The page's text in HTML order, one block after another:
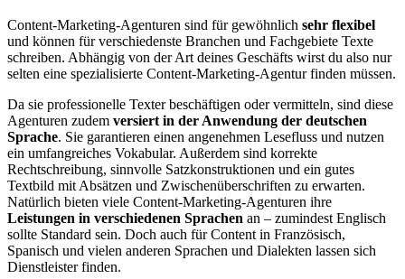
Content-Marketing-Agenturen sind für gewöhnlich sehr flexibel
und können für verschiedenste Branchen und Fachgebiete Texte
schreiben. Abhängig von der Art deines Geschäfts wirst du also nur
selten eine spezialisierte Content-Marketing-Agentur finden müssen.
Da sie professionelle Texter beschäftigen oder vermitteln, sind diese
Agenturen zudem versiert in der Anwendung der deutschen
Sprache. Sie garantieren einen angenehmen Lesefluss und nutzen
ein umfangreiches Vokabular. Außerdem sind korrekte
Rechtschreibung, sinnvolle Satzkonstruktionen und ein gutes
Textbild mit Absätzen und Zwischenüberschriften zu erwarten.
Natürlich bieten viele Content-Marketing-Agenturen ihre
Leistungen in verschiedenen Sprachen an – zumindest Englisch
sollte Standard sein. Doch auch für Content in Französisch,
Spanisch und vielen anderen Sprachen und Dialekten lassen sich
Dienstleister finden.